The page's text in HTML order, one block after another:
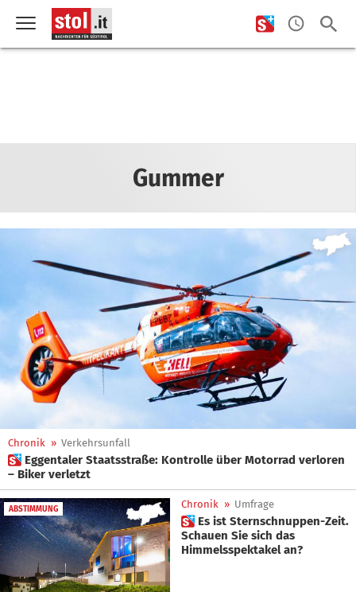
Gummer
Chronik » Verkehrsunfall
 Eggentaler Staatsstraße: Kontrolle über Motorrad verloren
– Biker verletzt
ABSTIMMUNG Chronik » Umfrage
 Es ist Sternschnuppen-Zeit.
Schauen Sie sich das
Himmelsspektakel an?